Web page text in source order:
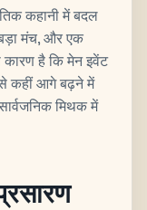
कहानी में बदल
बड़ा मंच, और एक
है कि मेन इवेंट
कहीं आगे बढ़ने में
मिथक में